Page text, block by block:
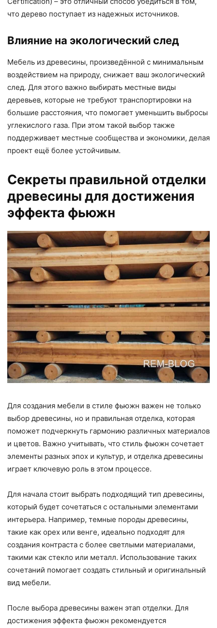
что дерево поступает из надежных источников.
Влияние на экологический след
Мебель из древесины, произведённой с минимальным
воздействием на природу, снижает ваш экологический
след. Для этого важно выбирать местные виды
деревьев, которые не требуют транспортировки на
большие расстояния, что помогает уменьшить выбросы
углекислого газа. При этом такой выбор также
поддерживает местные сообщества и экономики, делая
проект ещё более устойчивым.
Секреты правильной отделки
древесины для достижения
эффекта фьюжн
Для создания мебели в стиле фьюжн важен не только
выбор древесины, но и правильная отделка, которая
поможет подчеркнуть гармонию различных материалов
и цветов. Важно учитывать, что стиль фьюжн сочетает
элементы разных эпох и культур, и отделка древесины
играет ключевую роль в этом процессе.
Для начала стоит выбрать подходящий тип древесины,
который будет сочетаться с остальными элементами
интерьера. Например, темные породы древесины,
такие как орех или венге, идеально подходят для
создания контраста с более светлыми материалами,
такими как стекло или металл. Использование таких
сочетаний помогает создать стильный и оригинальный
вид мебели.
После выбора древесины важен этап отделки. Для
достижения эффекта фьюжн рекомендуется